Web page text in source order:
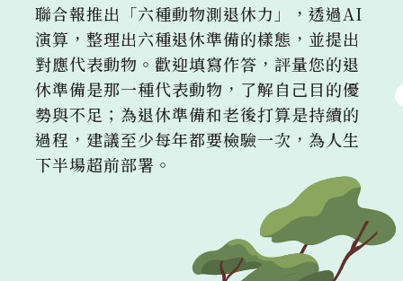
聯合報推出「六種動物測退休力」，透過AI
演算，整理出六種退休準備的樣態，並提出
對應代表動物。歡迎填寫作答，評量您的退
休準備是那一種代表動物，了解自己目的優
勢與不足；為退休準備和老後打算是持續的
過程，建議至少每年都要檢驗一次，為人生
下半場超前部署。